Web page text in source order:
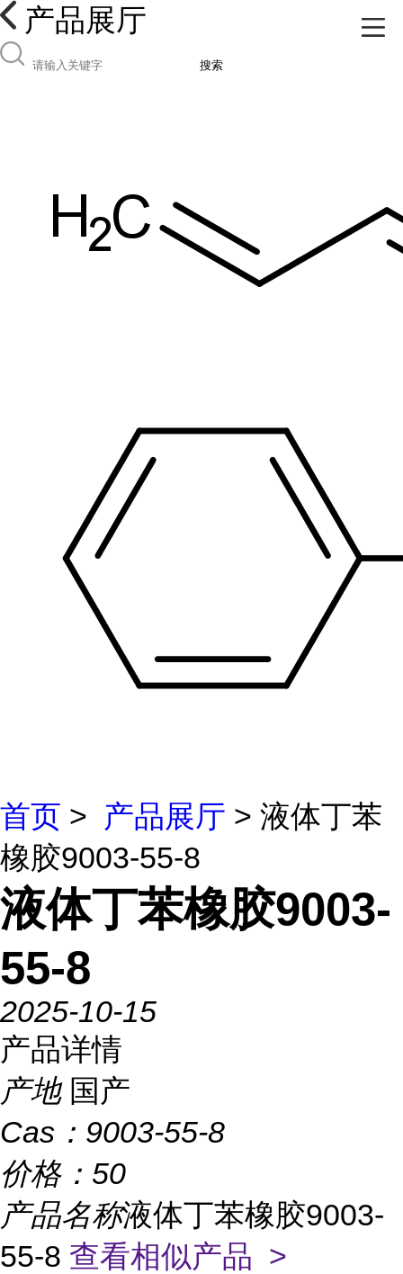
产品展厅
搜索
首页 > 产品展厅 > 液体丁苯
橡胶9003-55-8
液体丁苯橡胶9003-
55-8
2025-10-15
产品详情
产地 国产
Cas： 9003-55-8
价格： 50
产品名称液体丁苯橡胶9003-
55-8 查看相似产品 >